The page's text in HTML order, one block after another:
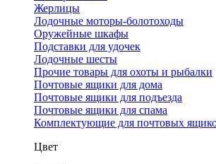
Жерлицы
Лодочные моторы-болотоходы
Оружейные шкафы
Подставки для удочек
Лодочные шесты
Прочие товары для охоты и рыбалки
Почтовые ящики для дома
Почтовые ящики для подъезда
Почтовые ящики для спама
Комплектующие для почтовых
Цвет